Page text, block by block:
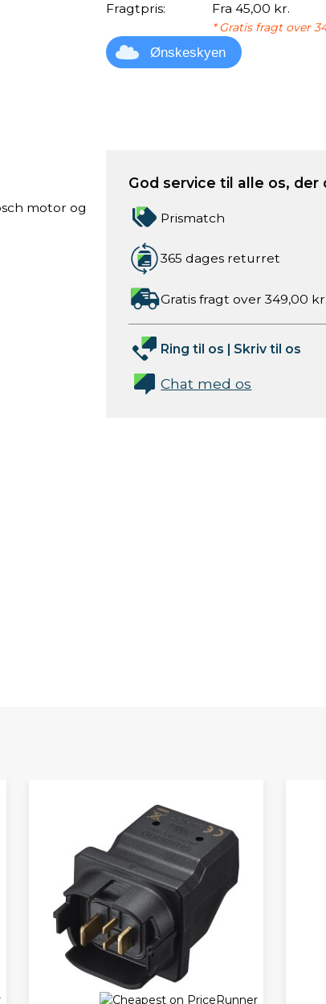
motor og
Fragtpris:
Fra 45,00 kr.
* Gratis fragt over
Ønskeskyen
God service til alle os, der
Prismatch
365 dages returret
Gratis fragt over 349,00 kr.
Ring til os | Skriv til os
Chat med os